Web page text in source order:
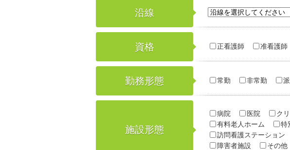
沿線
資格 正看護師 准看護師
勤務形態 常勤 非常勤
施設形態
病院 医院 ク
有料老人ホーム
特
訪問看護ステーション
障害者施設
その他